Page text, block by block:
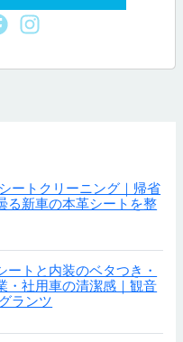
ートクリーニング｜帰省
る新車の本革シートを整
ートと内装のベタつき・
・社用車の清潔感｜観音
ランツ